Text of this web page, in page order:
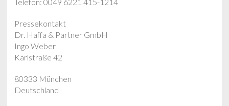
Pressekontakt
Dr. Haffa & Partner GmbH
Ingo Weber
Karlstraße 42
80333 München
Deutschland